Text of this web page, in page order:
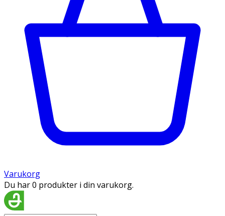
Varukorg
Du har 0 produkter i din varukorg.